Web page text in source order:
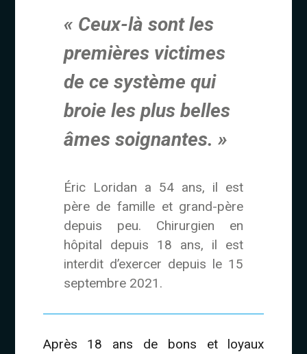
« Ceux-là sont les
premières victimes
de ce système qui
broie les plus belles
âmes soignantes. »
Éric Loridan a 54 ans, il est
père de famille et grand-père
depuis peu. Chirurgien en
hôpital depuis 18 ans, il est
interdit d’exercer depuis le 15
septembre 2021.
Après 18 ans de bons et loyaux